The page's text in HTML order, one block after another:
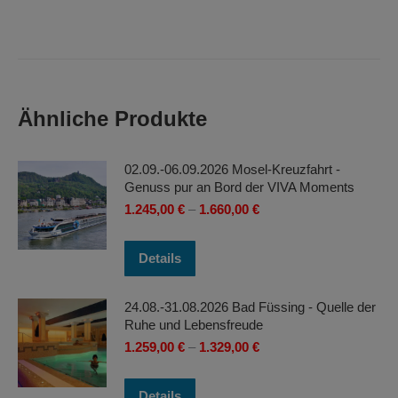
Ähnliche Produkte
02.09.-06.09.2026 Mosel-Kreuzfahrt -
Genuss pur an Bord der VIVA Moments
1.245,00 € – 1.660,00 €
Details
Produkt
mehrere
Varianten
Die
24.08.-31.08.2026 Bad Füssing - Quelle der
Ruhe und Lebensfreude
1.259,00 € – 1.329,00 €